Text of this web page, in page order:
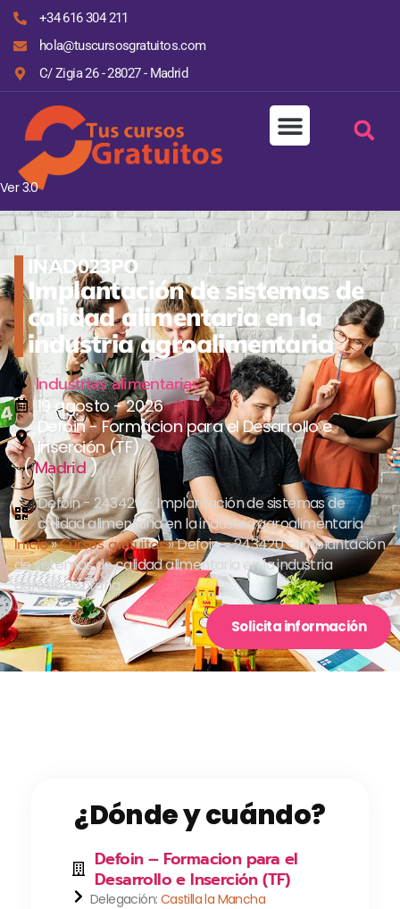
+34 616 304 211
hola@tuscursosgratuitos.com
C/ Zigia 26 - 28027 - Madrid
Ver 3.0
INAD023PO
Implantación de sistemas de
calidad alimentaria en la
industria agroalimentaria
Industrias alimentarias
19 agosto - 2026
Defoin - Formacion para el Desarrollo e
Inserción (TF)
(Madrid)
Defoin - 243420 - Implantación de sistemas de
calidad alimentaria en la industria agroalimentaria
Inicio»Cursos gratuitos»Defoin – 243420 – Implantación
de sistemas de calidad alimentaria en la industria
agroalimentaria
Solicita información
¿Dónde y cuándo?
Defoin – Formacion para el
Desarrollo e Inserción (TF)
Delegación: Castilla la Mancha